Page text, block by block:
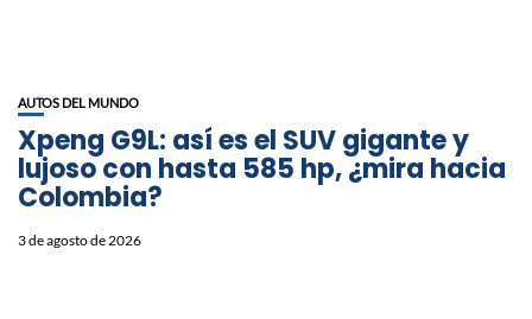
AUTOS DEL MUNDO
Xpeng G9L: así es el SUV gigante y
lujoso con hasta 585 hp, ¿mira hacia
Colombia?
3 de agosto de 2026